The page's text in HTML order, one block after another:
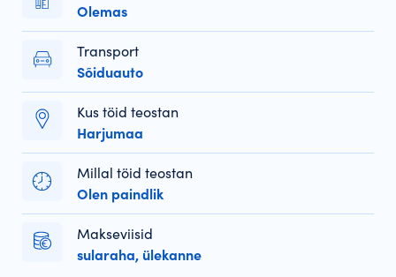
Olemas
Transport
Sõiduauto
Kus töid teostan
Harjumaa
Millal töid teostan
Olen paindlik
Makseviisid
sularaha, ülekanne